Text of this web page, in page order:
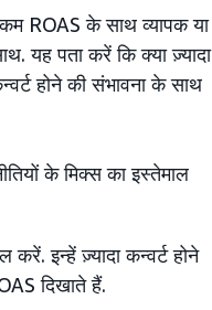
ROAS के साथ व्यापक या
यह पता करें कि क्या ज़्यादा
होने की संभावना के साथ
के मिक्स का इस्तेमाल
इन्हें ज़्यादा कन्वर्ट होने
दिखाते हैं.